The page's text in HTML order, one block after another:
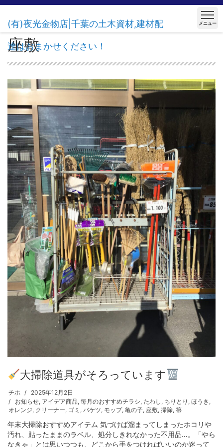
(有)夜光金物店|千葉の土木資材,建材配
達はおまかせください！
メニュー
座敷
大掃除道具がそろっています
チホ
2025年12月2日
お知らせ, アイデア商品, 毎月のおすすめチラシ, たわし , ちりとり , ほうき ,
オレンジ, クリーナー, ゴミ , バケツ, モップ, 亀の子, 座敷, 掃除, 箒
年末大掃除おすすめアイテム 気づけば溜まってしまったホコリや
汚れ、貼ったままのラベル、処分しきれなかった不用品…。「やら
なきゃ」とは思いつつも、どこから手をつければいいのか迷って